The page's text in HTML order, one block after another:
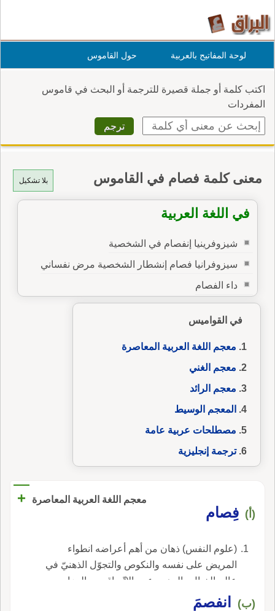
لوحة المفاتيح بالعربية حول القاموس
اكتب كلمة أو جملة قصيرة للترجمة أو البحث في قاموس
المفردات
بلا تشكيل معنى كلمة فصام في القاموس
في اللغة العربية
شيزوفرينيا إنفصام في الشخصية
سيزوفرانيا فصام إنشطار الشخصية مرض نفساني
داء الفصام
في القواميس
معجم اللغة العربية المعاصرة
معجم الغني
معجم الرائد
المعجم الوسيط
مصطلحات عربية عامة
ترجمة إنجليزية
معجم اللغة العربية المعاصرة +
(أ) فِصام
(علوم النفس) ذهان من أهم أعراضه انطواء
المريض على نفسه والنكوص والتجوّل الذهنيّ في
عالم الخيال والوهم وعدم الاتّساق بين المزاج
والفكر.
(ب) انفصمَ